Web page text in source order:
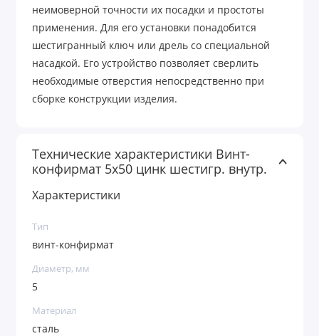
неимоверной точности их посадки и простоты
применения. Для его установки понадобится
шестигранный ключ или дрель со специальной
насадкой. Его устройство позволяет сверлить
необходимые отверстия непосредственно при
сборке конструкции изделия.
Технические характеристики Винт-
конфирмат 5х50 цинк шестигр. внутр.
Характеристики
Тип
винт-конфирмат
Диаметр, мм
5
Материал
сталь